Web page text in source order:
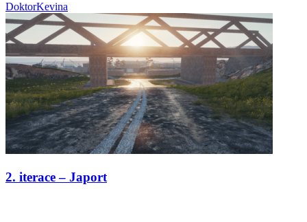
DoktorKevina
2. iterace – Japort